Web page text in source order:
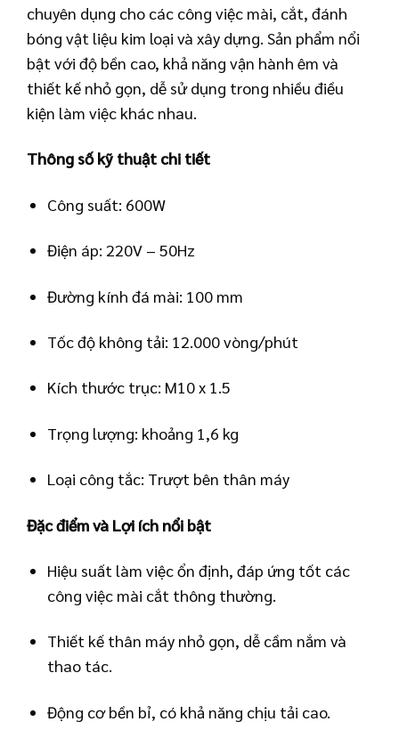
chuyên dụng cho các công việc mài, cắt, đánh
bóng vật liệu kim loại và xây dựng. Sản phẩm nổi
bật với độ bền cao, khả năng vận hành êm và
thiết kế nhỏ gọn, dễ sử dụng trong nhiều điều
kiện làm việc khác nhau.
Thông số kỹ thuật chi tiết
Công suất: 600W
Điện áp: 220V – 50Hz
Đường kính đá mài: 100 mm
Tốc độ không tải: 12.000 vòng/phút
Kích thước trục: M10 x 1.5
Trọng lượng: khoảng 1,6 kg
Loại công tắc: Trượt bên thân máy
Đặc điểm và Lợi ích nổi bật
Hiệu suất làm việc ổn định, đáp ứng tốt các
công việc mài cắt thông thường.
Thiết kế thân máy nhỏ gọn, dễ cầm nắm và
thao tác.
Động cơ bền bỉ, có khả năng chịu tải cao.